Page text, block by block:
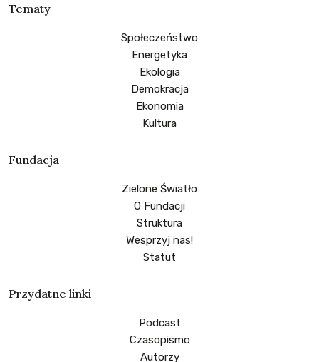
Tematy
Społeczeństwo
Energetyka
Ekologia
Demokracja
Ekonomia
Kultura
Fundacja
Zielone Światło
O Fundacji
Struktura
Wesprzyj nas!
Statut
Przydatne linki
Podcast
Czasopismo
Autorzy